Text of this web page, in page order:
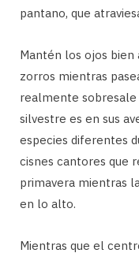
pantano, que
Mantén los ojos bien
zorros mientras
realmente
silvestre es en sus
especies diferentes
cisnes cantores que
primavera mientras
en lo alto.
Mientras que el